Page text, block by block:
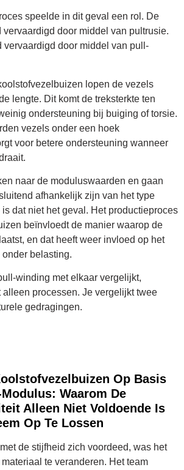
speelde in dit geval een rol. De
door middel van pultrusie.
vervaardigd door middel van pull-
lopen de vezels
lengte. Dit komt de treksterkte ten
ondersteuning bij buiging of torsie.
vezels onder een hoek
voor betere ondersteuning wanneer
naar de moduluswaarden en gaan
afhankelijk zijn van het type
dat niet het geval. Het productieproces
beïnvloedt de manier waarop de
en dat heeft weer invloed op het
belasting.
winding met elkaar vergelijkt,
processen. Je vergelijkt twee
gedragingen.
Op Basis
Waarom De
Alleen Niet Voldoende Is
Op Te Lossen
de stijfheid zich voordeed, was het
te veranderen. Het team